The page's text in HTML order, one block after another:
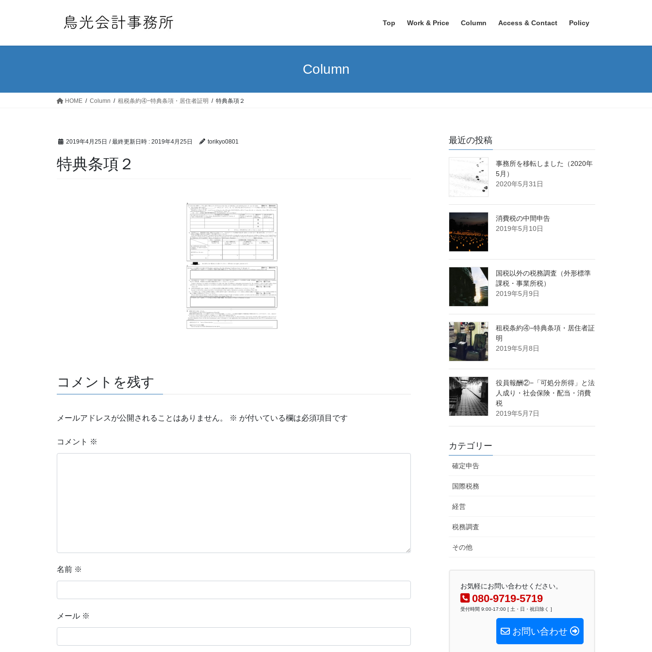
Top Work & Price Column Access & Contact Policy
Column
HOME Column 租税条約④−特典条項・居住者証明 特典条項２
2019年4月25日 / 最終更新日時 : 2019年4月25日 torikyo0801
特典条項２
コメントを残す
メールアドレスが公開されることはありません。 ※ が付いている欄は必須項目です
コメント ※
名前 ※
メール ※
最近の投稿
事務所を移転しました（2020年
5月）
2020年5月31日
消費税の中間申告
2019年5月10日
国税以外の税務調査（外形標準
課税・事業所税）
2019年5月9日
租税条約④−特典条項・居住者証
明
2019年5月8日
役員報酬②−「可処分所得」と法
人成り・社会保険・配当・消費
税
2019年5月7日
カテゴリー
確定申告
国際税務
経営
税務調査
その他
お気軽にお問い合わせください。
080-9719-5719
受付時間 9:00-17:00 [ 土・日・祝日除く ]
お問い合わせ